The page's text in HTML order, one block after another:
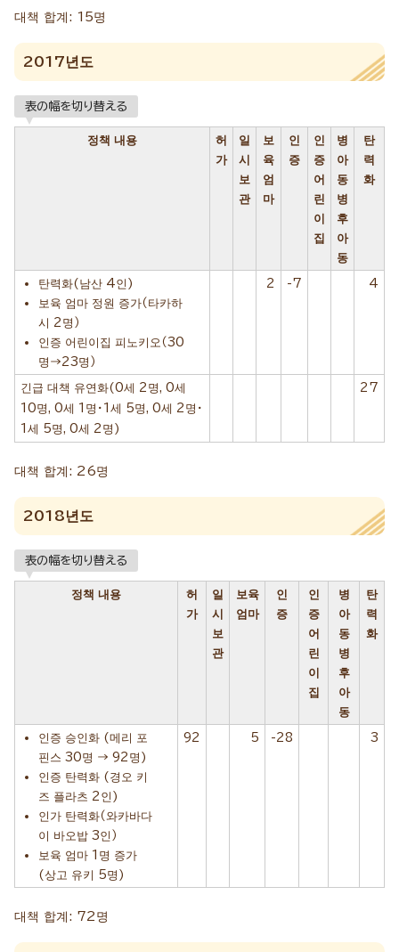
대책 합계: 15명
2017년도
表の幅を切り替える
정책 내용
허
가
일
시
보
관
보
육
엄
마
인
증
인
증
어
린
이
집
병
아
동
병
후
아
동
탄
력
화
탄력화(남산 4인)
보육 엄마 정원 증가（타카하
시 2명）
인증 어린이집 피노키오（30
명→23명）
2 -7 4
긴급 대책 유연화(0세 2명, 0세
10명, 0세 1명・1세 5명, 0세 2명・
1세 5명, 0세 2명)
27
대책 합계: 26명
2018년도
表の幅を切り替える
정책 내용
허
가
일
시
보
관
보육
엄마
인
증
인
증
어
린
이
집
병
아
동
병
후
아
동
탄
력
화
인증 승인화 (메리 포
핀스 30명 → 92명)
인증 탄력화 (경오 키
즈 플라츠 2인)
인가 탄력화（와카바다
이 바오밥 3인）
보육 엄마 1명 증가
(상고 유키 5명)
92 5 -28 3
대책 합계: 72명